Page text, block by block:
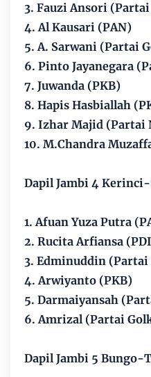
3. Fauzi Ansori
4. Al Kausari (PAN)
5. A. Sarwani (Partai
6. Pinto Jayanegara
7. Juwanda (PKB)
8. Hapis Hasbiallah
9. Izhar Majid (Partai
10. M.Chandra
Dapil Jambi 4
1. Afuan Yuza Putra
2. Rucita Arfiansa
3. Edminuddin
4. Arwiyanto (PKB)
5. Darmaiyansah
6. Amrizal (Partai
Dapil Jambi 5 Bungo-